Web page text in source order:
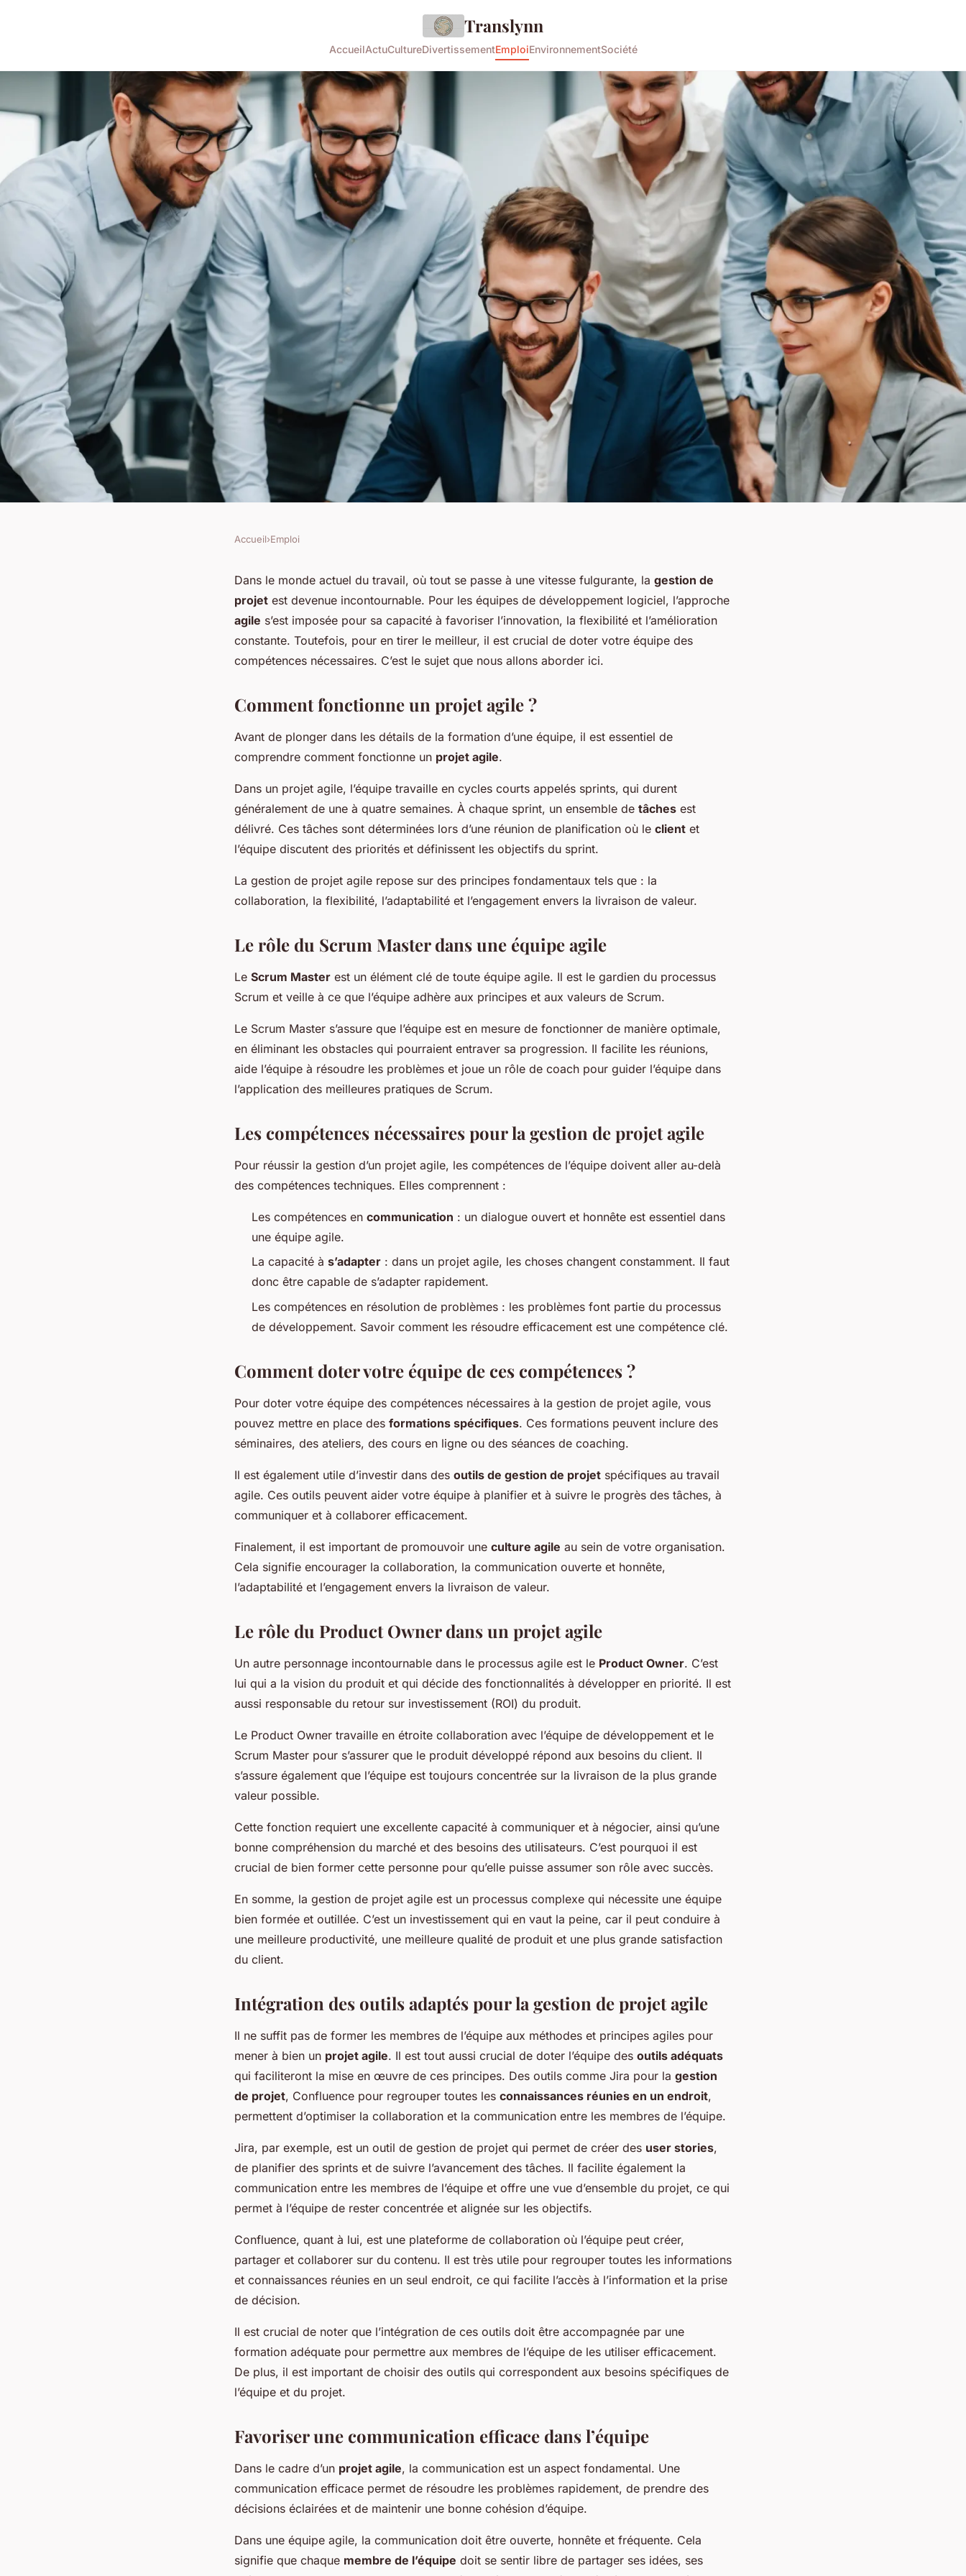
Translynn
AccueilActuCultureDivertissementEmploiEnvironnementSociété
Comment doter une équipe de
développement logiciel en
compétences de gestion de projet
6 min de lecture
Accueil›Emploi
Dans le monde actuel du travail, où tout se passe à une vitesse fulgurante, la gestion de
projet est devenue incontournable. Pour les équipes de développement logiciel, l’approche
agile s’est imposée pour sa capacité à favoriser l’innovation, la flexibilité et l’amélioration
constante. Toutefois, pour en tirer le meilleur, il est crucial de doter votre équipe des
compétences nécessaires. C’est le sujet que nous allons aborder ici.
Comment fonctionne un projet agile ?
Avant de plonger dans les détails de la formation d’une équipe, il est essentiel de
comprendre comment fonctionne un projet agile.
Dans un projet agile, l’équipe travaille en cycles courts appelés sprints, qui durent
généralement de une à quatre semaines. À chaque sprint, un ensemble de tâches est
délivré. Ces tâches sont déterminées lors d’une réunion de planification où le client et
l’équipe discutent des priorités et définissent les objectifs du sprint.
La gestion de projet agile repose sur des principes fondamentaux tels que : la
collaboration, la flexibilité, l’adaptabilité et l’engagement envers la livraison de valeur.
Le rôle du Scrum Master dans une équipe agile
Le Scrum Master est un élément clé de toute équipe agile. Il est le gardien du processus
Scrum et veille à ce que l’équipe adhère aux principes et aux valeurs de Scrum.
Le Scrum Master s’assure que l’équipe est en mesure de fonctionner de manière optimale,
en éliminant les obstacles qui pourraient entraver sa progression. Il facilite les réunions,
aide l’équipe à résoudre les problèmes et joue un rôle de coach pour guider l’équipe dans
l’application des meilleures pratiques de Scrum.
Les compétences nécessaires pour la gestion de projet agile
Pour réussir la gestion d’un projet agile, les compétences de l’équipe doivent aller au-delà
des compétences techniques. Elles comprennent :
Les compétences en communication : un dialogue ouvert et honnête est essentiel dans
une équipe agile.
La capacité à s’adapter : dans un projet agile, les choses changent constamment. Il faut
donc être capable de s’adapter rapidement.
Les compétences en résolution de problèmes : les problèmes font partie du processus
de développement. Savoir comment les résoudre efficacement est une compétence clé.
Comment doter votre équipe de ces compétences ?
Pour doter votre équipe des compétences nécessaires à la gestion de projet agile, vous
pouvez mettre en place des formations spécifiques. Ces formations peuvent inclure des
séminaires, des ateliers, des cours en ligne ou des séances de coaching.
Il est également utile d’investir dans des outils de gestion de projet spécifiques au travail
agile. Ces outils peuvent aider votre équipe à planifier et à suivre le progrès des tâches, à
communiquer et à collaborer efficacement.
Finalement, il est important de promouvoir une culture agile au sein de votre organisation.
Cela signifie encourager la collaboration, la communication ouverte et honnête,
l’adaptabilité et l’engagement envers la livraison de valeur.
Le rôle du Product Owner dans un projet agile
Un autre personnage incontournable dans le processus agile est le Product Owner. C’est
lui qui a la vision du produit et qui décide des fonctionnalités à développer en priorité. Il est
aussi responsable du retour sur investissement (ROI) du produit.
Le Product Owner travaille en étroite collaboration avec l’équipe de développement et le
Scrum Master pour s’assurer que le produit développé répond aux besoins du client. Il
s’assure également que l’équipe est toujours concentrée sur la livraison de la plus grande
valeur possible.
Cette fonction requiert une excellente capacité à communiquer et à négocier, ainsi qu’une
bonne compréhension du marché et des besoins des utilisateurs. C’est pourquoi il est
crucial de bien former cette personne pour qu’elle puisse assumer son rôle avec succès.
En somme, la gestion de projet agile est un processus complexe qui nécessite une équipe
bien formée et outillée. C’est un investissement qui en vaut la peine, car il peut conduire à
une meilleure productivité, une meilleure qualité de produit et une plus grande satisfaction
du client.
Intégration des outils adaptés pour la gestion de projet agile
Il ne suffit pas de former les membres de l’équipe aux méthodes et principes agiles pour
mener à bien un projet agile. Il est tout aussi crucial de doter l’équipe des outils adéquats
qui faciliteront la mise en œuvre de ces principes. Des outils comme Jira pour la gestion
de projet, Confluence pour regrouper toutes les connaissances réunies en un endroit,
permettent d’optimiser la collaboration et la communication entre les membres de l’équipe.
Jira, par exemple, est un outil de gestion de projet qui permet de créer des user stories,
de planifier des sprints et de suivre l’avancement des tâches. Il facilite également la
communication entre les membres de l’équipe et offre une vue d’ensemble du projet, ce qui
permet à l’équipe de rester concentrée et alignée sur les objectifs.
Confluence, quant à lui, est une plateforme de collaboration où l’équipe peut créer,
partager et collaborer sur du contenu. Il est très utile pour regrouper toutes les informations
et connaissances réunies en un seul endroit, ce qui facilite l’accès à l’information et la prise
de décision.
Il est crucial de noter que l’intégration de ces outils doit être accompagnée par une
formation adéquate pour permettre aux membres de l’équipe de les utiliser efficacement.
De plus, il est important de choisir des outils qui correspondent aux besoins spécifiques de
l’équipe et du projet.
Favoriser une communication efficace dans l’équipe
Dans le cadre d’un projet agile, la communication est un aspect fondamental. Une
communication efficace permet de résoudre les problèmes rapidement, de prendre des
décisions éclairées et de maintenir une bonne cohésion d’équipe.
Dans une équipe agile, la communication doit être ouverte, honnête et fréquente. Cela
signifie que chaque membre de l’équipe doit se sentir libre de partager ses idées, ses